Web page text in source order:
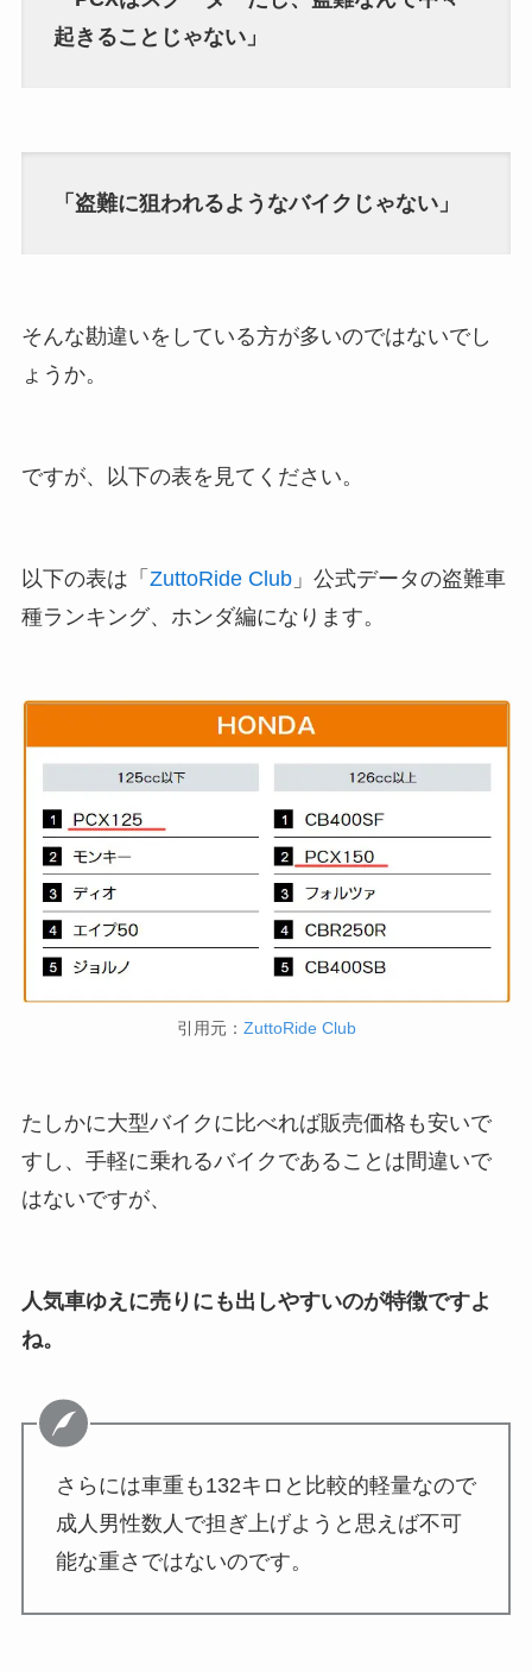
起きることじゃない」
「盗難に狙われるようなバイクじゃない」
そんな勘違いをしている方が多いのではないでし
ょうか。
ですが、以下の表を見てください。
以下の表は「 ZuttoRide Club」公式データの盗難車
種ランキング、ホンダ編になります。
引用元： ZuttoRide Club
たしかに大型バイクに比べれば販売価格も安いで
すし、手軽に乗れるバイクであることは間違いで
はないですが、
人気車ゆえに売りにも出しやすいのが特徴ですよ
ね。
さらには車重も132キロと比較的軽量なので
成人男性数人で担ぎ上げようと思えば不可
能な重さではないのです。